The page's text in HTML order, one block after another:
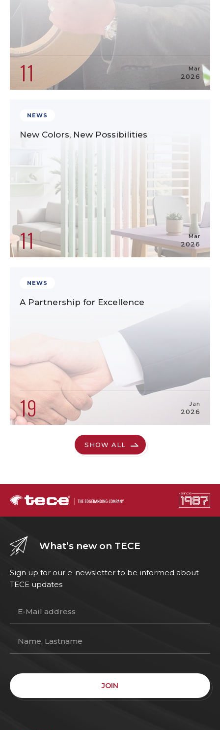
11 Mar
2026
NEWS
New Colors, New Possibilities
11 Mar
2026
NEWS
A Partnership for Excellence
19 Jan
2026
SHOW ALL
What’s new on TECE
Sign up for our e-newsletter to be informed about
TECE updates
JOIN